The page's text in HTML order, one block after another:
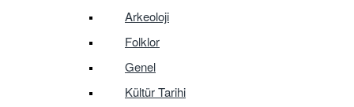
Arkeoloji
Folklor
Genel
Kültür Tarihi